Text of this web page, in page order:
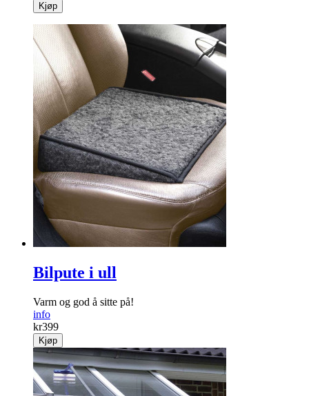
Kjøp
Bilpute i ull
Varm og god å sitte på!
info
kr399
Kjøp